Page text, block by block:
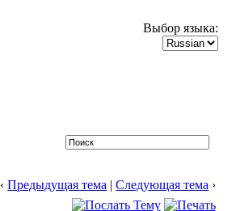
Выбор языка:
‹Предыдущая тема |Следующая тема ›